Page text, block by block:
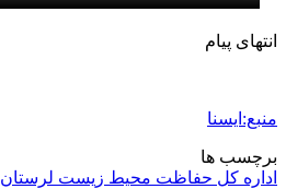
انتهای پیام
منبع:ایسنا
برچسب ها
اداره کل حفاظت محیط زیست لرستان